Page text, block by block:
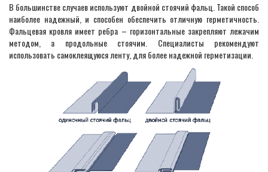
В большинстве случаев используют двойной стоячий фальц. Такой способ
наиболее надежный, и способен обеспечить отличную герметичность.
Фальцевая кровля имеет ребра – горизонтальные закрепляют лежачим
методом, а продольные стоячим. Специалисты рекомендуют
использовать самоклеящуюся ленту, для более надежной герметизации.